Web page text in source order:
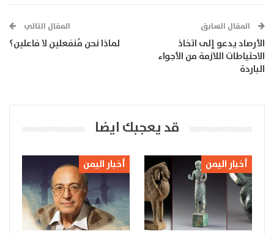
المقال السابق
الأرصاد يدعو إلى اتخاذ
الاحتياطات اللازمة من الأجواء
الباردة
المقال التالي
لماذا نحن مُنفعلين لا فاعلين؟
قد يعجبك ايضا
أخبار اليمن أخبار اليمن